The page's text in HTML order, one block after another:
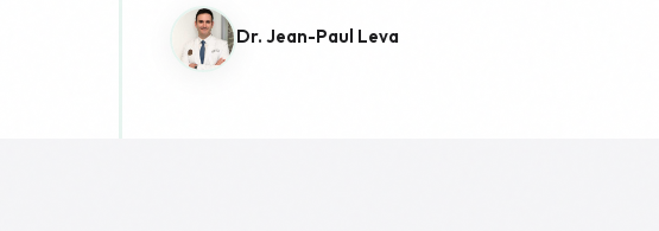
Dr. Jean-Paul Leva